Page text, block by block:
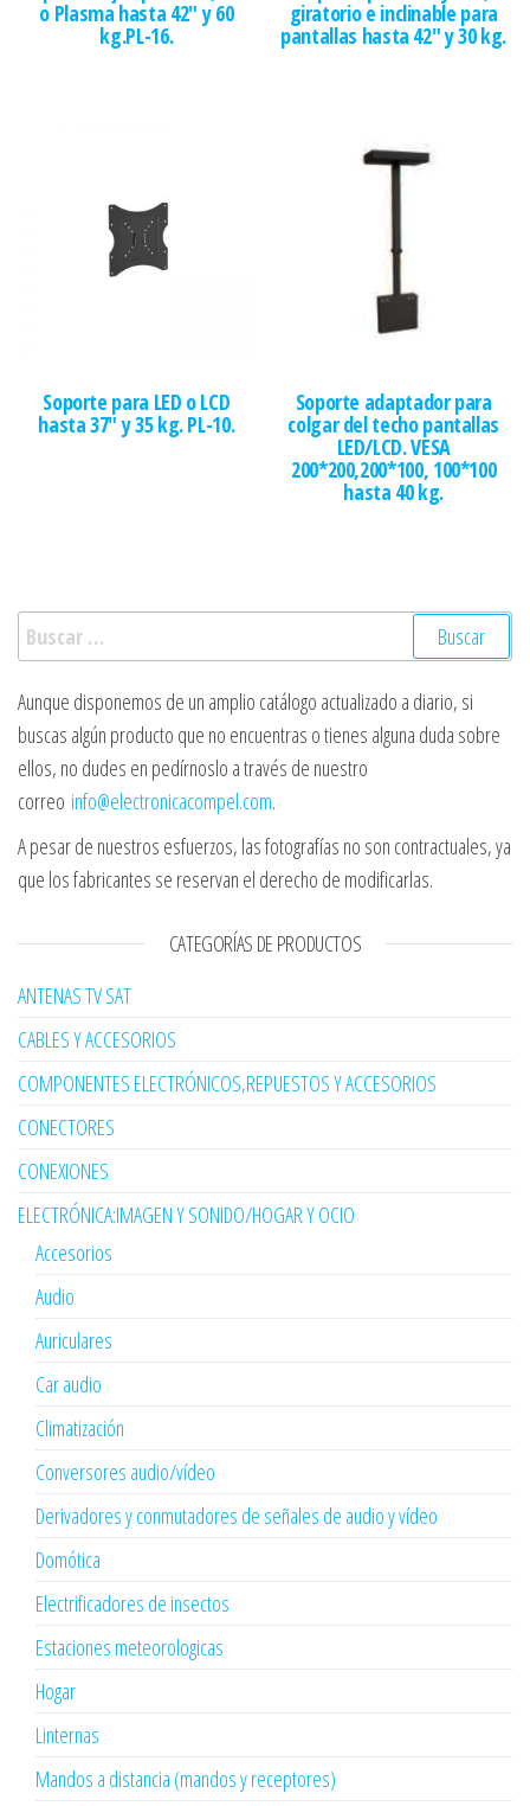
o Plasma hasta 42″ y 60
kg.PL-16.
giratorio e inclinable para
pantallas hasta 42″ y 30 kg.
Soporte para LED o LCD
hasta 37″ y 35 kg. PL-10.
Soporte adaptador para
colgar del techo pantallas
LED/LCD. VESA
200*200,200*100, 100*100
hasta 40 kg.
Buscar:
Aunque disponemos de un amplio catálogo actualizado a diario, si
buscas algún producto que no encuentras o tienes alguna duda sobre
ellos, no dudes en pedírnoslo a través de nuestro
correo info@electronicacompel.com.
A pesar de nuestros esfuerzos, las fotografías no son contractuales, ya
que los fabricantes se reservan el derecho de modificarlas.
CATEGORÍAS DE PRODUCTOS
ANTENAS TV SAT
CABLES Y ACCESORIOS
COMPONENTES ELECTRÓNICOS,REPUESTOS Y ACCESORIOS
CONECTORES
CONEXIONES
ELECTRÓNICA:IMAGEN Y SONIDO/HOGAR Y OCIO
Accesorios
Audio
Auriculares
Car audio
Climatización
Conversores audio/vídeo
Derivadores y conmutadores de señales de audio y vídeo
Domótica
Electrificadores de insectos
Estaciones meteorologicas
Hogar
Linternas
Mandos a distancia (mandos y receptores)